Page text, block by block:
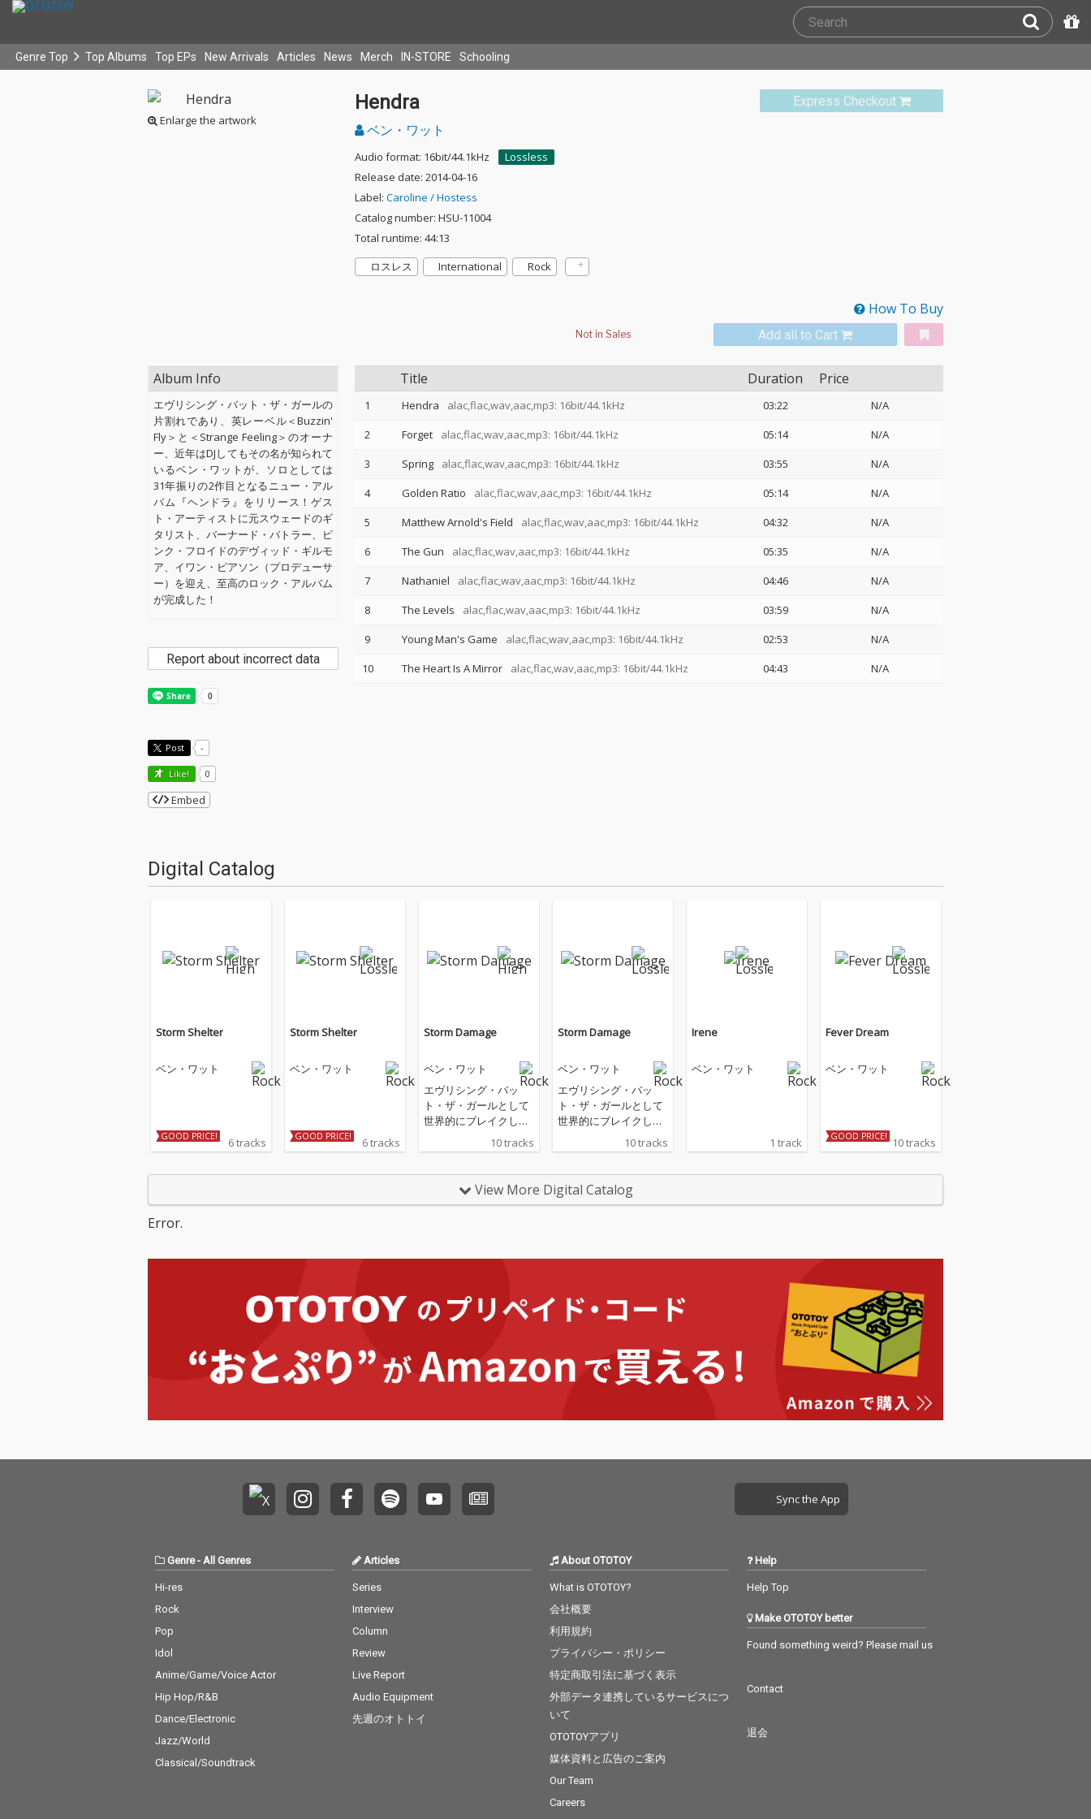
Genre Top Top Albums Top EPs New Arrivals Articles News Merch IN-STORE Schooling
Enlarge the artwork
Express Checkout
Hendra
ベン・ワット
Audio format: 16bit/44.1kHz
Lossless
Release date: 2014-04-16
Label: Caroline / Hostess
Catalog number: HSU-11004
Total runtime: 44:13
ロスレス
International Rock
How To Buy
Add all to Cart
Title Duration Price
1 Hendra alac,flac,wav,aac,mp3: 16bit/44.1kHz 03:22
N/A
2
Forget alac,flac,wav,aac,mp3: 16bit/44.1kHz 05:14
N/A
3
Spring alac,flac,wav,aac,mp3: 16bit/44.1kHz 03:55
N/A
4
Golden Ratio alac,flac,wav,aac,mp3: 16bit/44.1kHz 05:14
N/A
5
Matthew Arnold's Field alac,flac,wav,aac,mp3: 16bit/44.1kHz 04:32
N/A
6
The Gun alac,flac,wav,aac,mp3: 16bit/44.1kHz 05:35
N/A
7
Nathaniel alac,flac,wav,aac,mp3: 16bit/44.1kHz 04:46
N/A
8
The Levels alac,flac,wav,aac,mp3: 16bit/44.1kHz 03:59
N/A
9
Young Man's Game alac,flac,wav,aac,mp3: 16bit/44.1kHz 02:53
N/A
10
The Heart Is A Mirror alac,flac,wav,aac,mp3: 16bit/44.1kHz 04:43 N/A
Album Info
エヴリシング・バット・ザ・ガールの
片割れであり、英レーベル＜Buzzin'
Fly＞と＜Strange Feeling＞のオーナ
ー、近年はDJしてもその名が知られて
いるベン・ワットが、ソロとしては
31年振りの2作目となるニュー・アル
バム『ヘンドラ』をリリース！ゲス
ト・アーティストに元スウェードのギ
タリスト、バーナード・バトラー、ピ
ンク・フロイドのデヴィッド・ギルモ
ア、イワン・ピアソン（プロデューサ
ー）を迎え、至高のロック・アルバム
が完成した！
Report about incorrect data
Post -
Like! 0
Embed
Digital Catalog
Storm Shelter
ベン・ワット
GOOD PRICE! 6 tracks
Storm Shelter
ベン・ワット
GOOD PRICE! 6 tracks
Storm Damage
ベン・ワット
エヴリシング・バッ
ト・ザ・ガールとして
世界的にブレイクした
後、83年よりソロ活動
を続けて来たベン・ワ
なる最新作。2020年4
月には新作を引っ提
10 tracks
Storm Damage
ベン・ワット
エヴリシング・バッ
ト・ザ・ガールとして
世界的にブレイクした
後、83年よりソロ活動
を続けて来たベン・ワ
なる最新作。2020年4
月には新作を引っ提
10 tracks
Irene
ベン・ワット
1 track
Fever Dream
ベン・ワット
GOOD PRICE! 10 tracks
View More Digital Catalog
Error.
Sync the App
Genre- All Genres
Hi-res
Rock
Pop
Idol
Anime/Game/Voice Actor
Hip Hop/R&B
Dance/Electronic
Jazz/World
Classical/Soundtrack
Articles
Series
Interview
Column
Review
Live Report
Audio Equipment
先週のオトトイ
About OTOTOY
What is OTOTOY?
会社概要
利用規約
プライバシー・ポリシー
特定商取引法に基づく表示
外部データ連携しているサービスにつ
いて
OTOTOYアプリ
媒体資料と広告のご案内
Our Team
Careers
Help
Help Top
Make OTOTOY better
Found something weird? Please mail us
Contact
退会